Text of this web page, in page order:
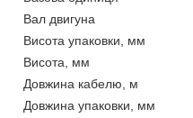
Вал двигуна
Висота упаковки, мм
Висота, мм
Довжина кабелю, м
Довжина упаковки, мм